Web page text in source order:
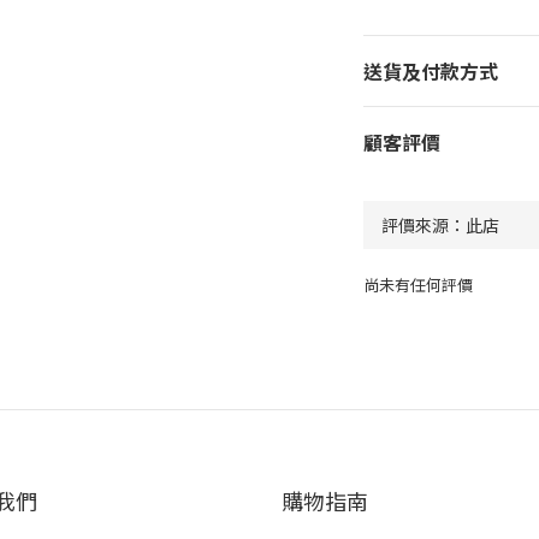
送貨及付款方式
顧客評價
尚未有任何評價
們 購物指南